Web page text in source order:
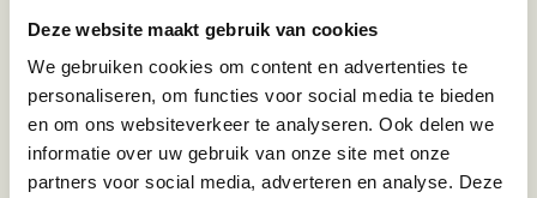
Deze website maakt gebruik van cookies
We gebruiken cookies om content en advertenties te
personaliseren, om functies voor social media te bieden
en om ons websiteverkeer te analyseren. Ook delen we
informatie over uw gebruik van onze site met onze
partners voor social media, adverteren en analyse. Deze
Persoonlijke Kracht
Persoonlijke Kracht (BaakBoost)
Professioneel Adviseren
Sinds 1947 ervaring met leiderschap en
ontwikkeling